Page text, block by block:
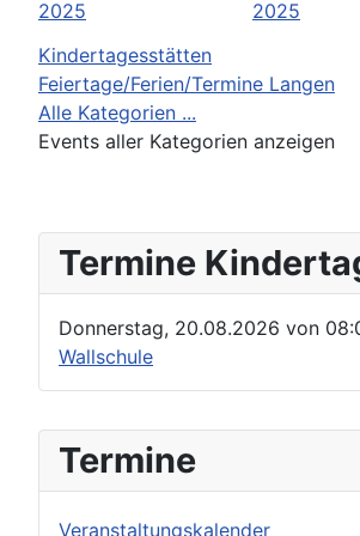
Termine
Veranstaltungskalender
2025 2025
Kindertagesstätten
Feiertage/Ferien/Termine Langen
Alle Kategorien ...
Events aller Kategorien anzeigen
Termine
Donnerstag, 20.08.2026 von
Wallschule